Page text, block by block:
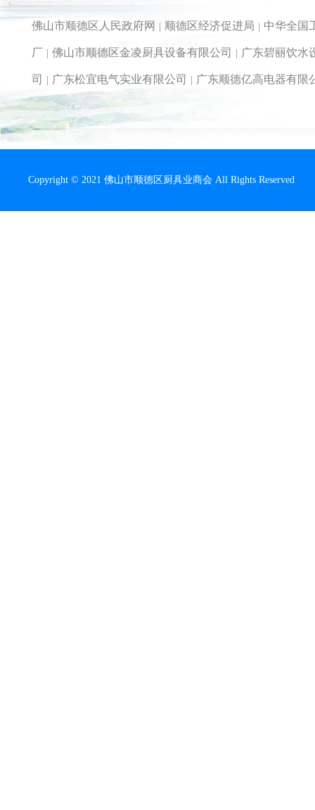
佛山市顺德区人民政府网 顺德区经济促进局 中华全国
厂 佛山市顺德区金凌厨具设备有限公司 广东碧丽饮水
司 广东松宜电气实业有限公司 广东顺德亿高电器有限
Copyright © 2021 佛山市顺德区厨具业商会 All Rights Reserved